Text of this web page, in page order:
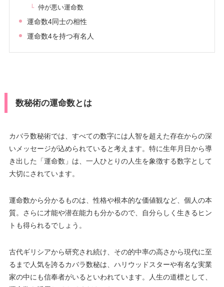
仲が悪い運命数
運命数4同士の相性
運命数4を持つ有名人
数秘術の運命数とは
カバラ数秘術では、すべての数字には人智を超えた存在からの深
いメッセージが込められていると考えます。特に生年月日から導
き出した「運命数」は、一人ひとりの人生を象徴する数字として
大切にされています。
運命数から分かるものは、性格や根本的な価値観など、個人の本
質。さらに才能や潜在能力も分かるので、自分らしく生きるヒン
トも得られるでしょう。
古代ギリシアから研究され続け、その的中率の高さから現代に至
るまで人気を誇るカバラ数秘は、ハリウッドスターや有名な実業
家の中にも信奉者がいるといわれています。人生の道標として、